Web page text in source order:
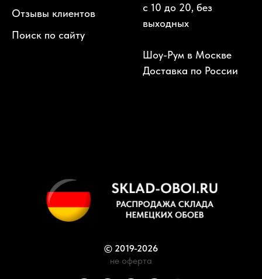
Отзывы клиентов
Поиск по сайту
с 10 до 20, без
выходных
Шоу-Рум в Москве
Доставка по России
© 2019-2026
не оферта